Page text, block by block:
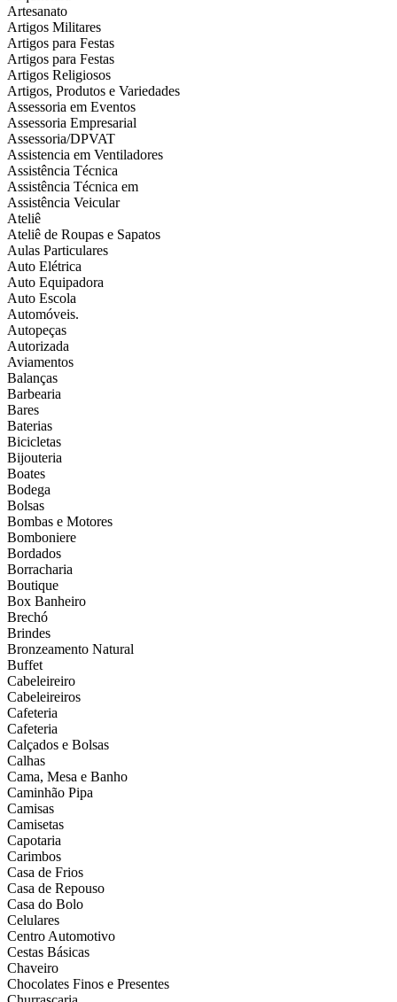
Artesanato
Artigos Militares
Artigos para Festas
Artigos para Festas
Artigos Religiosos
Artigos, Produtos e Variedades
Assessoria em Eventos
Assessoria Empresarial
Assessoria/DPVAT
Assistencia em Ventiladores
Assistência Técnica
Assistência Técnica em
Assistência Veicular
Ateliê
Ateliê de Roupas e Sapatos
Aulas Particulares
Auto Elétrica
Auto Equipadora
Auto Escola
Automóveis.
Autopeças
Autorizada
Aviamentos
Balanças
Barbearia
Bares
Baterias
Bicicletas
Bijouteria
Boates
Bodega
Bolsas
Bombas e Motores
Bomboniere
Bordados
Borracharia
Boutique
Box Banheiro
Brechó
Brindes
Bronzeamento Natural
Buffet
Cabeleireiro
Cabeleireiros
Cafeteria
Cafeteria
Calçados e Bolsas
Calhas
Cama, Mesa e Banho
Caminhão Pipa
Camisas
Camisetas
Capotaria
Carimbos
Casa de Frios
Casa de Repouso
Casa do Bolo
Celulares
Centro Automotivo
Cestas Básicas
Chaveiro
Chocolates Finos e Presentes